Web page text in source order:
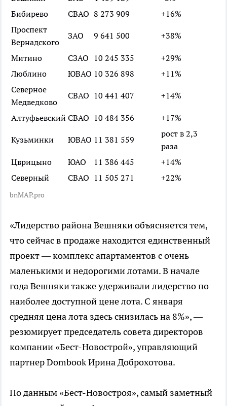
Бибирево
СВАО 8 273 909
+16%
Проспект
Вернадского
ЗАО 9 641 500 +38%
Митино СЗАО 10 245 335
+29%
Люблино
ЮВАО 10 326 898
+11%
Северное
Медведково
СВАО 10 441 407 +14%
Алтуфьевский СВАО 10 484 356 +17%
Кузьминки ЮВАО 11 381 559
рост в 2,3
раза
Цврицыно
ЮАО 11 386 445
+14%
Северный
СВАО 11 505 271 +22%
bnMAP.pro
«Лидерство района Вешняки объясняется тем,
что сейчас в продаже находится единственный
проект — комплекс апартаментов с очень
маленькими и недорогими лотами. В начале
года Вешняки также удерживали лидерство по
наиболее доступной цене лота. С января
средняя цена лота здесь снизилась на 8%», —
резюмирует председатель совета директоров
компании «Бест-Новострой», управляющий
партнер Dombook Ирина Доброхотова.
По данным «Бест-Новостроя», самый заметный